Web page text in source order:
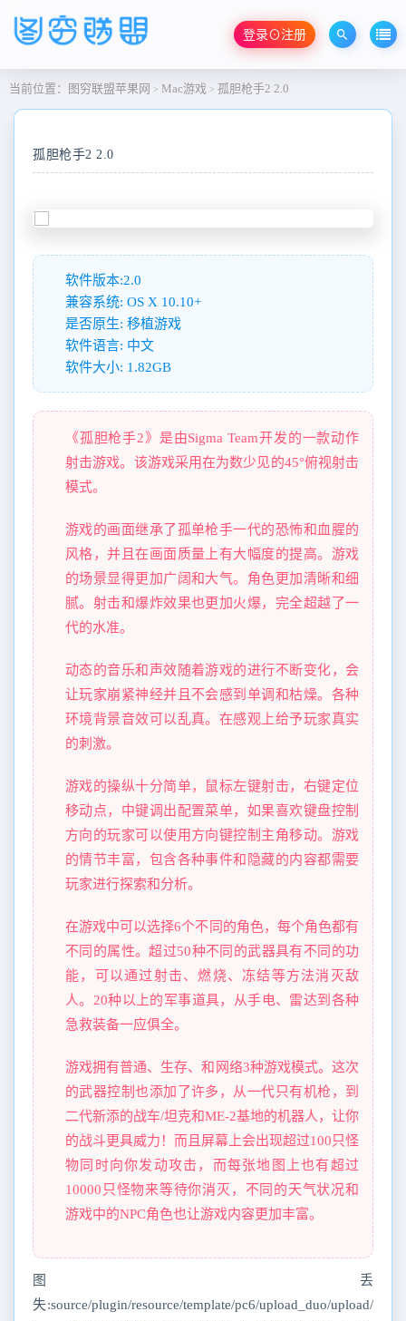
登录⊙注册
当前位置： 图穷联盟苹果网 > Mac游戏 > 孤胆枪手2 2.0
孤胆枪手2 2.0
软件版本:2.0
兼容系统: OS X 10.10+
是否原生: 移植游戏
软件语言: 中文
软件大小: 1.82GB
《孤胆枪手2》是由Sigma Team开发的一款动作
射击游戏。该游戏采用在为数少见的45°俯视射击
模式。
游戏的画面继承了孤单枪手一代的恐怖和血腥的
风格，并且在画面质量上有大幅度的提高。游戏
的场景显得更加广阔和大气。角色更加清晰和细
腻。射击和爆炸效果也更加火爆，完全超越了一
代的水准。
动态的音乐和声效随着游戏的进行不断变化，会
让玩家崩紧神经并且不会感到单调和枯燥。各种
环境背景音效可以乱真。在感观上给予玩家真实
的刺激。
游戏的操纵十分简单，鼠标左键射击，右键定位
移动点，中键调出配置菜单，如果喜欢键盘控制
方向的玩家可以使用方向键控制主角移动。游戏
的情节丰富，包含各种事件和隐藏的内容都需要
玩家进行探索和分析。
在游戏中可以选择6个不同的角色，每个角色都有
不同的属性。超过50种不同的武器具有不同的功
能，可以通过射击、燃烧、冻结等方法消灭敌
人。20种以上的军事道具，从手电、雷达到各种
急救装备一应俱全。
游戏拥有普通、生存、和网络3种游戏模式。这次
的武器控制也添加了许多，从一代只有机枪，到
二代新添的战车/坦克和ME-2基地的机器人，让你
的战斗更具威力！而且屏幕上会出现超过100只怪
物同时向你发动攻击，而每张地图上也有超过
10000只怪物来等待你消灭，不同的天气状况和
游戏中的NPC角色也让游戏内容更加丰富。
图丢
失:source/plugin/resource/template/pc6/upload_duo/upload/